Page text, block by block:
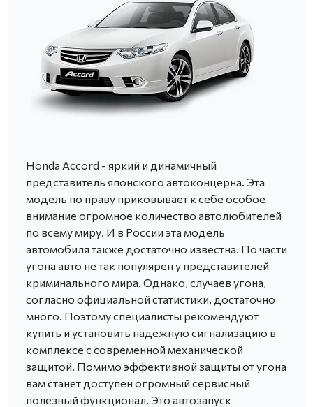
Honda Accord - яркий и динамичный
представитель японского автоконцерна. Эта
модель по праву приковывает к себе особое
внимание огромное количество автолюбителей
по всему миру. И в России эта модель
автомобиля также достаточно известна. По части
угона авто не так популярен у представителей
криминального мира. Однако, случаев угона,
согласно официальной статистики, достаточно
много. Поэтому специалисты рекомендуют
купить и установить надежную сигнализацию в
комплексе с современной механической
защитой. Помимо эффективной защиты от угона
вам станет доступен огромный сервисный
полезный функционал. Это автозапуск